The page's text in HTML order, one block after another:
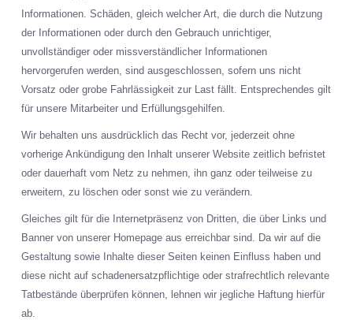
Informationen. Schäden, gleich welcher Art, die durch die Nutzung
der Informationen oder durch den Gebrauch unrichtiger,
unvollständiger oder missverständlicher Informationen
hervorgerufen werden, sind ausgeschlossen, sofern uns nicht
Vorsatz oder grobe Fahrlässigkeit zur Last fällt. Entsprechendes gilt
für unsere Mitarbeiter und Erfüllungsgehilfen.
Wir behalten uns ausdrücklich das Recht vor, jederzeit ohne
vorherige Ankündigung den Inhalt unserer Website zeitlich befristet
oder dauerhaft vom Netz zu nehmen, ihn ganz oder teilweise zu
erweitern, zu löschen oder sonst wie zu verändern.
Gleiches gilt für die Internetpräsenz von Dritten, die über Links und
Banner von unserer Homepage aus erreichbar sind. Da wir auf die
Gestaltung sowie Inhalte dieser Seiten keinen Einfluss haben und
diese nicht auf schadenersatzpflichtige oder strafrechtlich relevante
Tatbestände überprüfen können, lehnen wir jegliche Haftung hierfür
ab.